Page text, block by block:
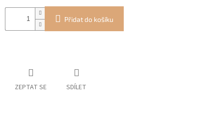
Přidat do košíku
ZEPTAT SE SDÍLET